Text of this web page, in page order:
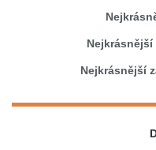
Nejkrásnější